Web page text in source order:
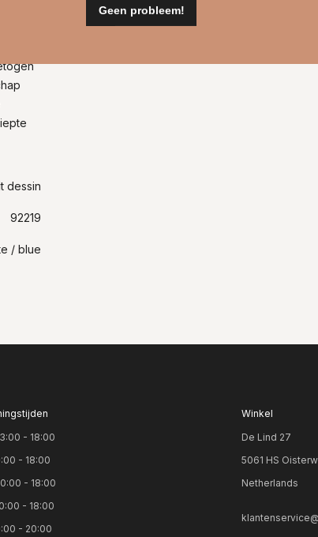
Geen probleem!
dessin
92219
/ blue
Wasinformatie
- 18:00
- 18:00
- 18:00
- 18:00
- 20:00
Winkel
De Lind 27
5061 HS
Netherlands